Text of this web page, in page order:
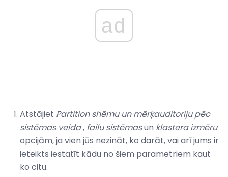
ad
Atstājiet Partition shēmu un mērķauditoriju pēc
sistēmas veida, failu sistēmasun klastera izmēru
opcijām, ja vien jūs nezināt, ko darāt, vai arī jums ir
ieteikts iestatīt kādu no šiem parametriem kaut
ko citu.